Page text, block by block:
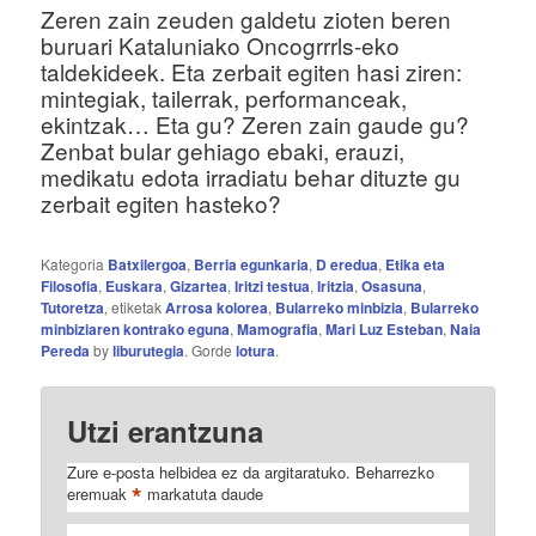
Zeren zain zeuden galdetu zioten beren
buruari Kataluniako Oncogrrrls-eko
taldekideek. Eta zerbait egiten hasi ziren:
mintegiak, tailerrak, performanceak,
ekintzak… Eta gu? Zeren zain gaude gu?
Zenbat bular gehiago ebaki, erauzi,
medikatu edota irradiatu behar dituzte gu
zerbait egiten hasteko?
Kategoria Batxilergoa, Berria egunkaria, D eredua, Etika eta
Filosofia, Euskara,Gizartea,Iritzi testua,Iritzia,Osasuna,
Tutoretza, etiketakArrosa kolorea, Bularreko minbizia, Bularreko
minbiziaren kontrako eguna,Mamografia,Mari Luz Esteban,Naia
Peredabyliburutegia. Gordelotura.
Utzi erantzuna
Zure e-posta helbidea ez da argitaratuko. Beharrezko
eremuak* markatuta daude